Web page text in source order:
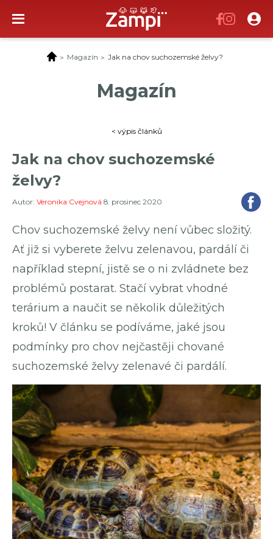
Magazín
Magazín Jak na chov suchozemské želvy?
Magazín
< výpis článků
Jak na chov suchozemské
želvy?
Autor: Veronika Cvejnová 8. prosinec 2020
Chov suchozemské želvy není vůbec složitý.
Ať již si vyberete želvu zelenavou, pardálí či
například stepní, jistě se o ni zvládnete bez
problémů postarat. Stačí vybrat vhodné
terárium a naučit se několik důležitých
kroků! V článku se podíváme, jaké jsou
podmínky pro chov nejčastěji chované
suchozemské želvy zelenavé či pardálí.